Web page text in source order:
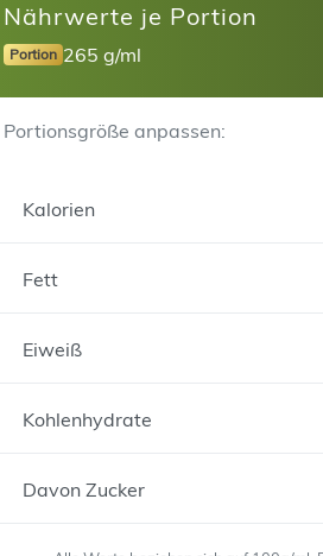
Nährwerte je Portion
Portion 265 g/ml
Portionsgröße anpassen:
Kalorien
Fett
Eiweiß
Kohlenhydrate
Davon Zucker